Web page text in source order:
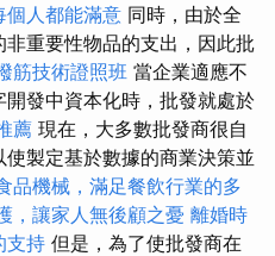
個人都能滿意 同時，由於全
重要性物品的支出，因此批
筋技術證照班 當企業適應不
發中資本化時，批發就處於
薦 現在，大多數批發商很自
製定基於數據的商業決策並
品機械，滿足餐飲行業的多
，讓家人無後顧之憂 離婚時
支持 但是，為了使批發商在